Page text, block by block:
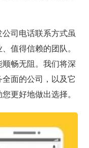
司电话联系方式虽
值得信赖的团队。
畅无阻。我们将深
面的公司，以及它
更好地做出选择。